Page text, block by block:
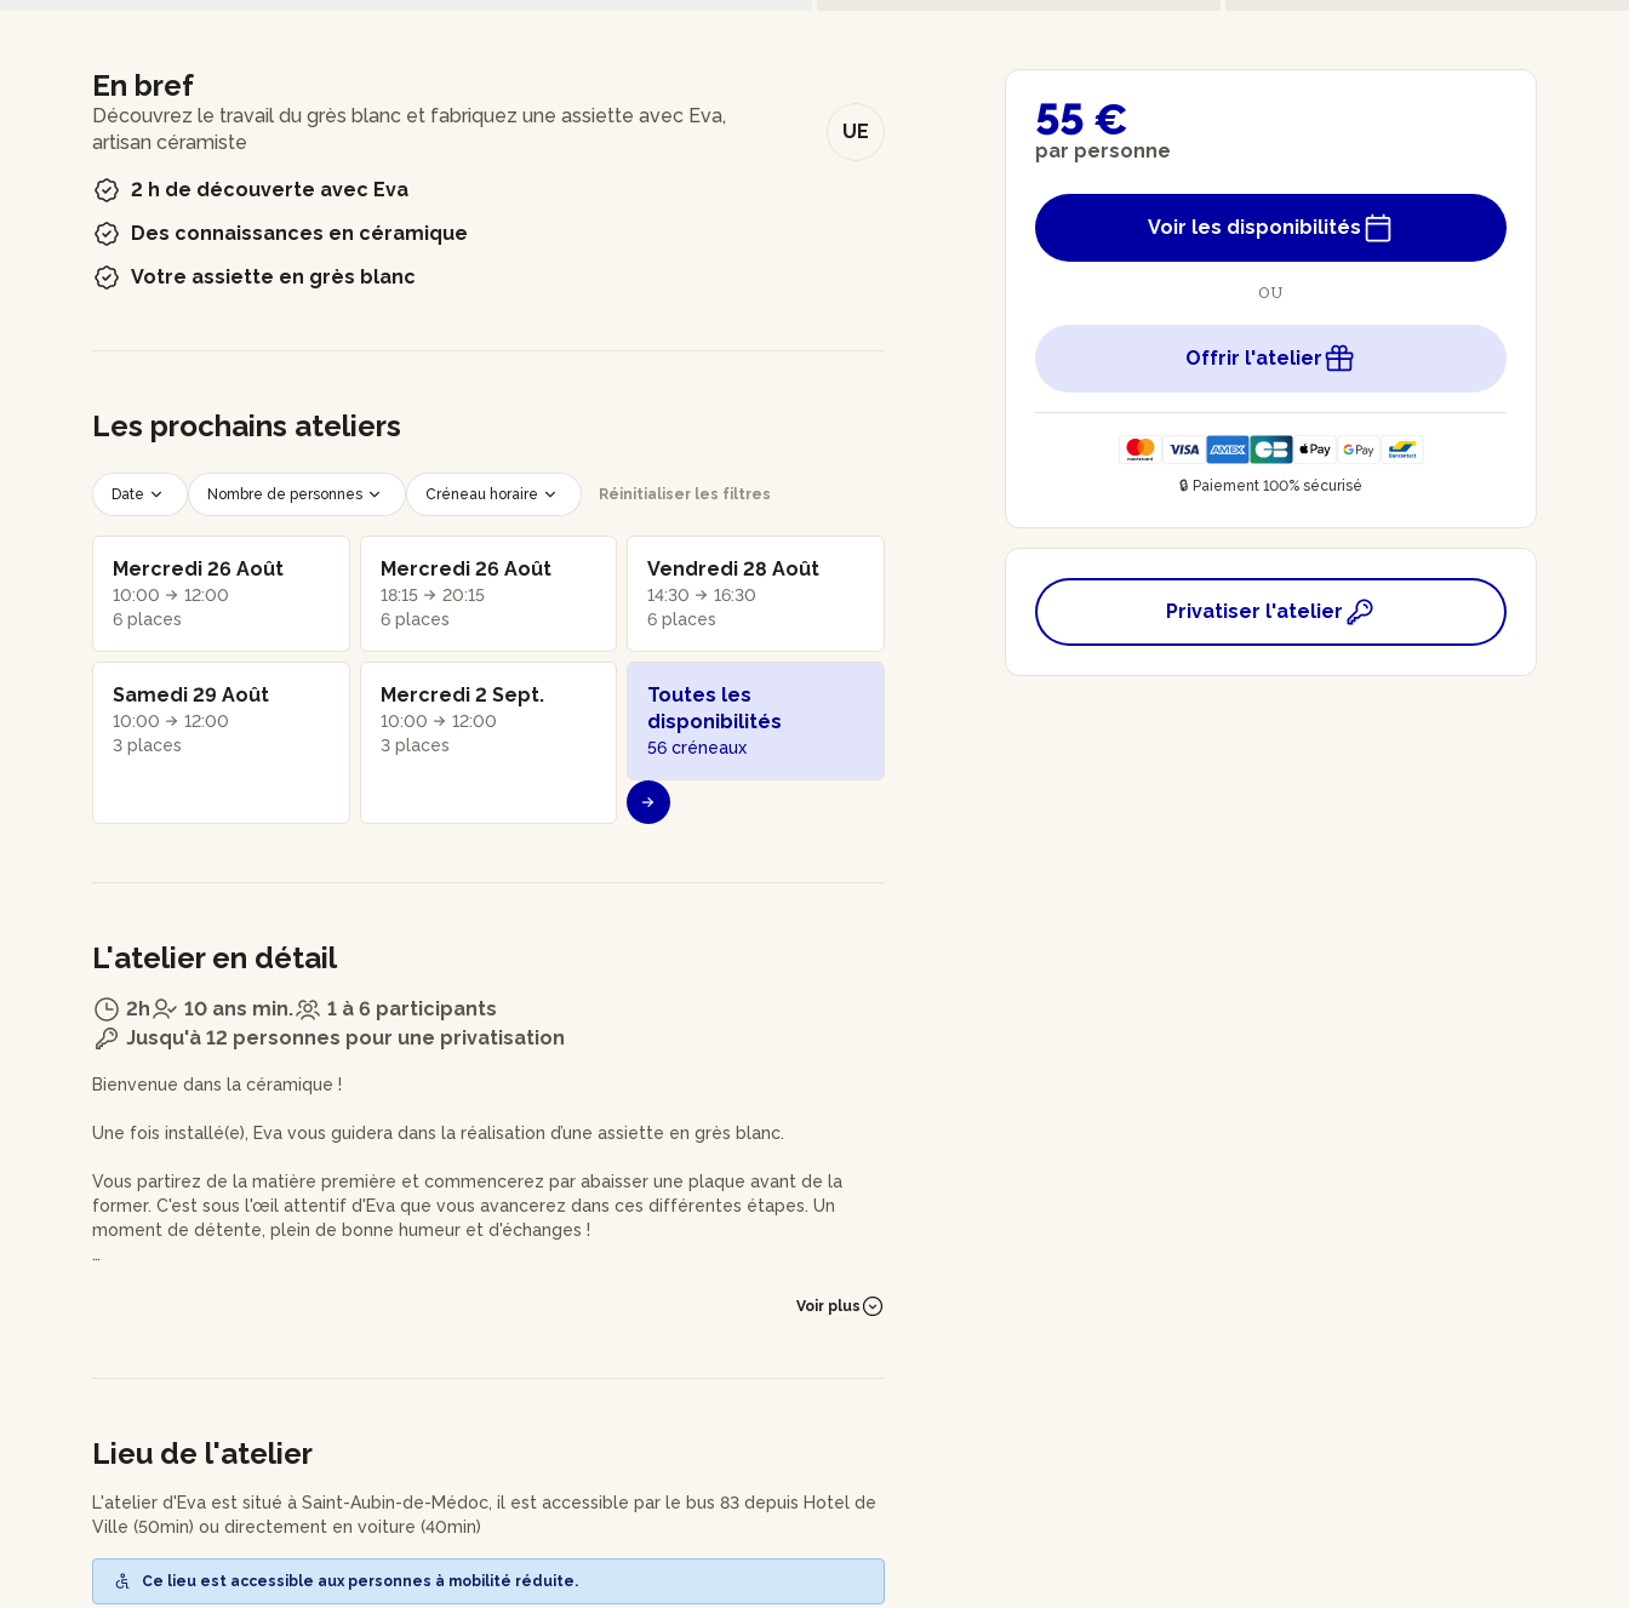
En bref
UE
Découvrez le travail du grès blanc et fabriquez une assiette avec Eva,
artisan céramiste
2 h de découverte avec Eva
Des connaissances en céramique
Votre assiette en grès blanc
Les prochains ateliers
Date Nombre de personnes Créneau horaire Réinitialiser les filtres
Mercredi 26 Août
10:00
12:00
6 places
Mercredi 26 Août
18:15
20:15
6 places
Vendredi 28 Août
14:30
16:30
6 places
Samedi 29 Août
10:00
12:00
3 places
Mercredi 2 Sept.
10:00
12:00
3 places
Toutes les
disponibilités
56 créneaux
L'atelier en détail
2h 10 ans min.
1 à 6 participants
Jusqu'à 12 personnes pour une privatisation
Bienvenue dans la céramique !
Une fois installé(e), Eva vous guidera dans la réalisation d’une assiette en grès blanc.
Vous partirez de la matière première et commencerez par abaisser une plaque avant de la
former. C'est sous l'œil attentif d'Eva que vous avancerez dans ces différentes étapes. Un
moment de détente, plein de bonne humeur et d'échanges !
terminé et en fonction du temps restant, vous pourrez vous amuser à les décorer façon
récupération directement avec l’artisane.
Voir plus
Lieu de l'atelier
L'atelier d'Eva est situé à Saint-Aubin-de-Médoc, il est accessible par le bus 83 depuis Hotel de
Ville (50min) ou directement en voiture (40min)
Ce lieu est accessible aux personnes à mobilité réduite.
55 €
par personne
Voir les disponibilités
OU
Offrir l'atelier
🔒 Paiement 100% sécurisé
Privatiser l'atelier